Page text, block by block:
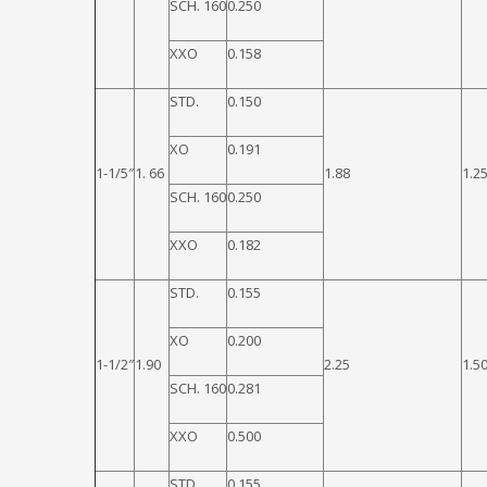
SCH. 1600.250
XXO 0.158
1-1/5″1. 66
STD. 0.150
1.88 1.25
XO 0.191
SCH. 1600.250
XXO 0.182
1-1/2″1.90
STD. 0.155
2.25 1.50
XO 0.200
SCH. 1600.281
XXO 0.500